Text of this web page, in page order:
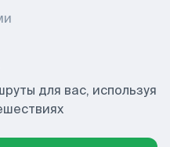
для вас, используя